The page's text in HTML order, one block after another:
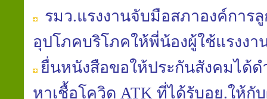
รมว.แรงงานจับมือสภาองค์การ
อุปโภคบริโภคให้พี่น้องผู้ใช้แรงง
ยื่นหนังสือขอให้ประกันสังคมได้
หาเชื้อโควิด ATK ที่ได้รับอย.ให้กั